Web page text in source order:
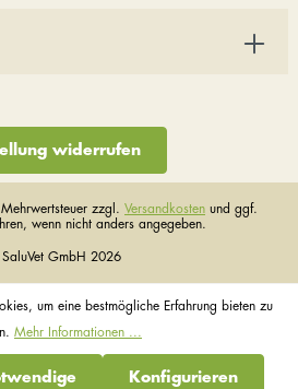
widerrufen
zzgl. Versandkosten und ggf.
wenn nicht anders angegeben.
GmbH 2026
um eine bestmögliche Erfahrung bieten zu
Mehr Informationen ...
Konfigurieren